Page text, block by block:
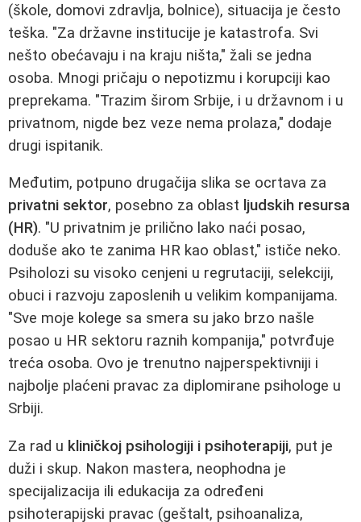
(škole, domovi zdravlja, bolnice), situacija je često
teška. "Za državne institucije je katastrofa. Svi
nešto obećavaju i na kraju ništa," žali se jedna
osoba. Mnogi pričaju o nepotizmu i korupciji kao
preprekama. "Trazim širom Srbije, i u državnom i u
privatnom, nigde bez veze nema prolaza," dodaje
drugi ispitanik.
Međutim, potpuno drugačija slika se ocrtava za
privatni sektor, posebno za oblast ljudskih resursa
(HR). "U privatnim je prilično lako naći posao,
doduše ako te zanima HR kao oblast," ističe neko.
Psiholozi su visoko cenjeni u regrutaciji, selekciji,
obuci i razvoju zaposlenih u velikim kompanijama.
"Sve moje kolege sa smera su jako brzo našle
posao u HR sektoru raznih kompanija," potvrđuje
treća osoba. Ovo je trenutno najperspektivniji i
najbolje plaćeni pravac za diplomirane psihologe u
Srbiji.
Za rad u kliničkoj psihologiji i psihoterapiji, put je
duži i skup. Nakon mastera, neophodna je
specijalizacija ili edukacija za određeni
psihoterapijski pravac (geštalt, psihoanaliza,